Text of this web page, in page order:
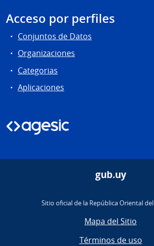
Acceso por perfiles
Conjuntos de Datos
Organizaciones
Categorias
Aplicaciones
gub.uy
Sitio oficial de la República Oriental
Mapa del Sitio
Términos de uso